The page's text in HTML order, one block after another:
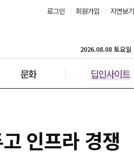
로그인 회원가입 지면보기
문화 딥인사이트
2026.08.08 토요일
인프라 경쟁